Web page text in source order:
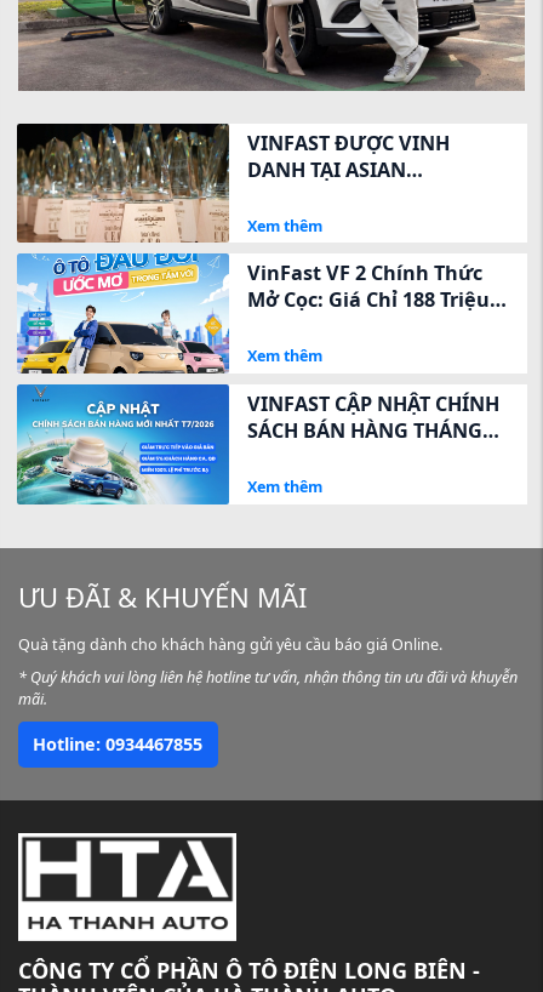
VINFAST ĐƯỢC VINH
DANH TẠI ASIAN
VỀ QUAN HỆ NHÀ ĐẦU TƯ
Xem thêm
VinFast VF 2 Chính Thức
Mở Cọc: Giá Chỉ 188 Triệu,
3 Ngày Vàng
Xem thêm
VINFAST CẬP NHẬT CHÍNH
SÁCH BÁN HÀNG THÁNG
VÀO GIÁ NIÊM YẾT, TỐI ƯU
Xem thêm
ƯU ĐÃI & KHUYẾN MÃI
Quà tặng dành cho khách hàng gửi yêu cầu báo giá Online.
* Quý khách vui lòng liên hệ hotline tư vấn, nhận thông tin ưu đãi và khuyễn
mãi.
Hotline: 0934467855
CÔNG TY CỔ PHẦN Ô TÔ ĐIỆN LONG BIÊN -